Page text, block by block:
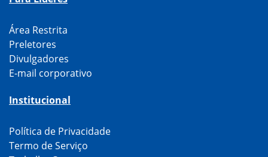
Área Restrita
Preletores
Divulgadores
E-mail corporativo
Institucional
Política de Privacidade
Termo de Serviço